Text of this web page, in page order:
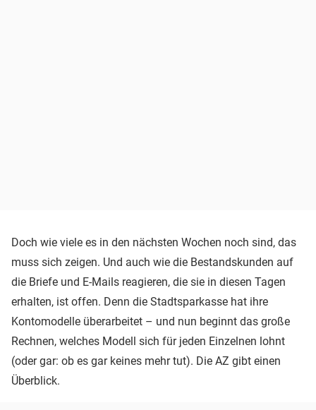
Doch wie viele es in den nächsten Wochen noch sind, das
muss sich zeigen. Und auch wie die Bestandskunden auf
die Briefe und E-Mails reagieren, die sie in diesen Tagen
erhalten, ist offen. Denn die Stadtsparkasse hat ihre
Kontomodelle überarbeitet – und nun beginnt das große
Rechnen, welches Modell sich für jeden Einzelnen lohnt
(oder gar: ob es gar keines mehr tut). Die AZ gibt einen
Überblick.